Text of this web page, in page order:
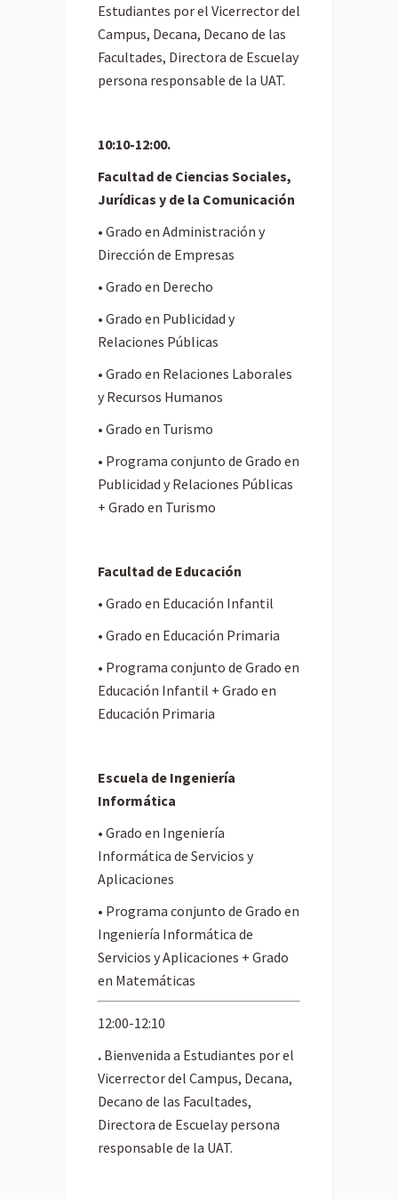
Estudiantes por el Vicerrector del
Campus, Decana, Decano de las
Facultades, Directora de Escuelay
persona responsable de la UAT.
10:10-12:00.
Facultad de Ciencias Sociales,
Jurídicas y de la Comunicación
• Grado en Administración y
Dirección de Empresas
• Grado en Derecho
• Grado en Publicidad y
Relaciones Públicas
• Grado en Relaciones Laborales
y Recursos Humanos
• Grado en Turismo
• Programa conjunto de Grado en
Publicidad y Relaciones Públicas
+ Grado en Turismo
Facultad de Educación
• Grado en Educación Infantil
• Grado en Educación Primaria
• Programa conjunto de Grado en
Educación Infantil + Grado en
Educación Primaria
Escuela de Ingeniería
Informática
• Grado en Ingeniería
Informática de Servicios y
Aplicaciones
• Programa conjunto de Grado en
Ingeniería Informática de
Servicios y Aplicaciones + Grado
en Matemáticas
12:00-12:10
. Bienvenida a Estudiantes por el
Vicerrector del Campus, Decana,
Decano de las Facultades,
Directora de Escuelay persona
responsable de la UAT.